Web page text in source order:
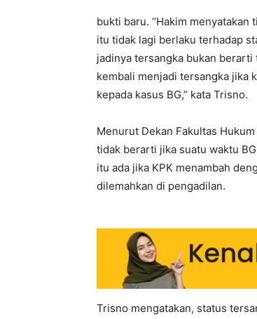
bukti baru. “Hakim
itu tidak lagi berlaku terhadap
jadinya tersangka bukan
kembali menjadi tersangka jika
kepada kasus BG,” kata Trisno.
Menurut Dekan Fakultas
tidak berarti jika suatu waktu
itu ada jika KPK menambah
dilemahkan di pengadilan.
Trisno mengatakan, status